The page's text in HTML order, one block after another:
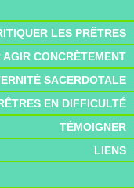
LES PRÊTRES
AGIR CONCRÈTEMENT
SACERDOTALE
EN DIFFICULTÉ
TÉMOIGNER
LIENS